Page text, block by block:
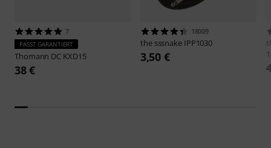
7
PASST GARANTIERT
Thomann DC KXD15
38 €
18009
the sssnake IPP1030
3,50 €